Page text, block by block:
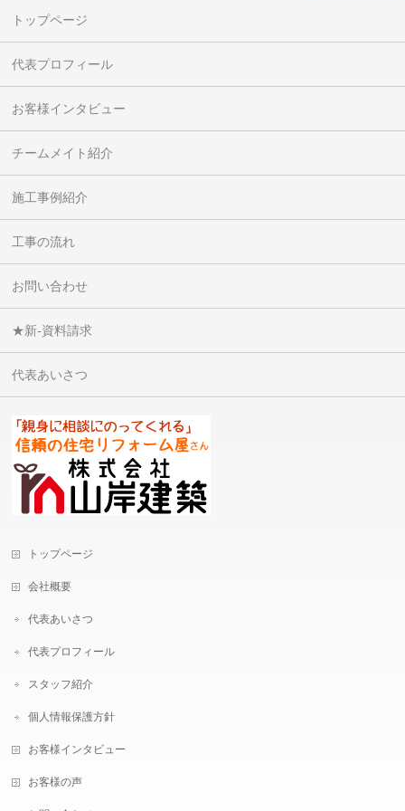
トップページ
代表プロフィール
お客様インタビュー
チームメイト紹介
施工事例紹介
工事の流れ
お問い合わせ
★新-資料請求
代表あいさつ
トップページ
会社概要
代表あいさつ
代表プロフィール
スタッフ紹介
個人情報保護方針
お客様インタビュー
お客様の声